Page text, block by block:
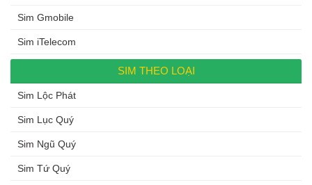
Sim Gmobile
Sim iTelecom
SIM THEO LOẠI
Sim Lộc Phát
Sim Lục Quý
Sim Ngũ Quý
Sim Tứ Quý